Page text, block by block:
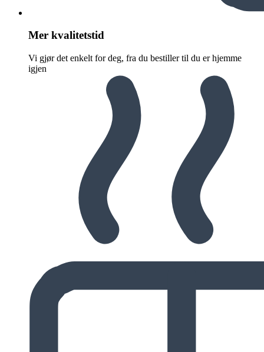
Mer kvalitetstid
Vi gjør det enkelt for deg, fra du bestiller til du er hjemme
igjen